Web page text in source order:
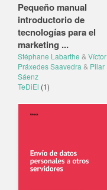
Pequeño manual
introductorio de
tecnologías para el
marketing ...
Stéphane Labarthe & Víctor
Práxedes Saavedra & Pilar
Sáenz
TeDiEl (1)